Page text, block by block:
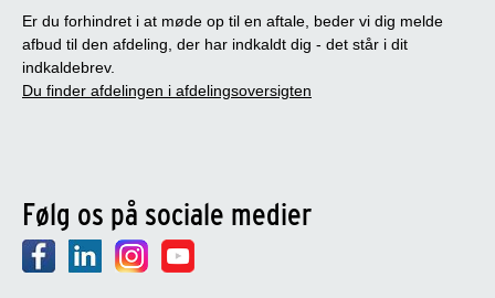
Er du forhindret i at møde op til en aftale, beder vi dig melde
afbud til den afdeling, der har indkaldt dig - det står i dit
indkaldebrev.
Du finder afdelingen i afdelingsoversigten
Følg os på sociale medier